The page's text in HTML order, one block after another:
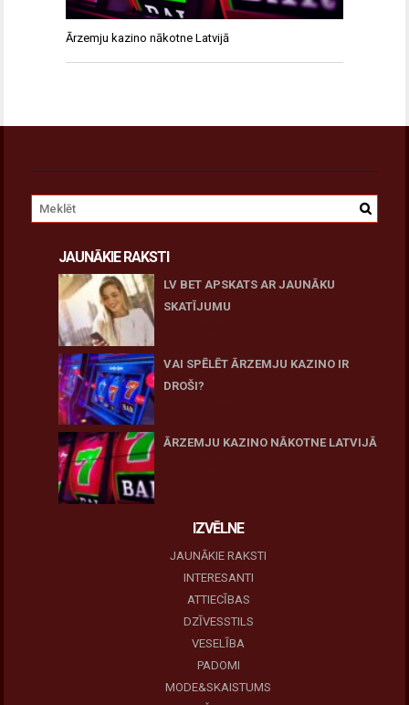
Ārzemju kazino nākotne Latvijā
JAUNĀKIE RAKSTI
LV BET APSKATS AR JAUNĀKU
SKATĪJUMU
VAI SPĒLĒT ĀRZEMJU KAZINO IR
DROŠI?
ĀRZEMJU KAZINO NĀKOTNE LATVIJĀ
IZVĒLNE
JAUNĀKIE RAKSTI
INTERESANTI
ATTIECĪBAS
DZĪVESSTILS
VESELĪBA
PADOMI
MODE&SKAISTUMS